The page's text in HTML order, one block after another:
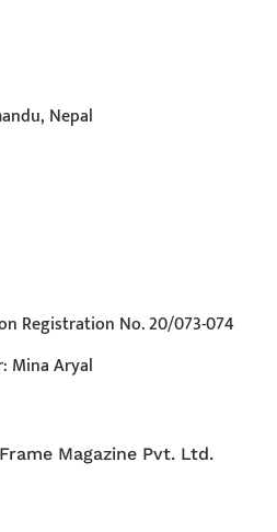
Nepal
Registration No. 20/073-074
Mina Aryal
Magazine Pvt. Ltd.